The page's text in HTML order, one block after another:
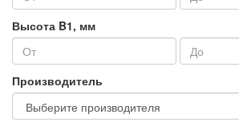
Высота B1, мм
Производитель